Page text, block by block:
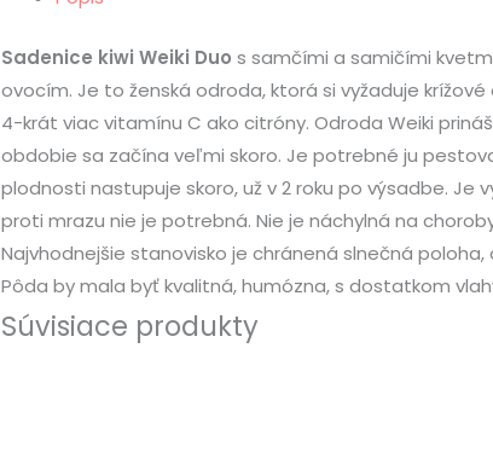
Sadenice kiwi Weiki Duo s samčími a samičími
ovocím. Je to ženská odroda, ktorá si vyžaduje
4-krát viac vitamínu C ako citróny. Odroda Weiki
obdobie sa začína veľmi skoro. Je potrebné ju
plodnosti nastupuje skoro, už v 2 roku po výsadbe. Je
proti mrazu nie je potrebná. Nie je náchylná na
Najvhodnejšie stanovisko je chránená slnečná
Pôda by mala byť kvalitná, humózna, s dostatkom
Súvisiace produkty